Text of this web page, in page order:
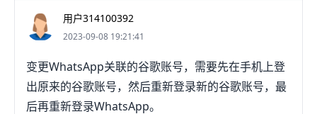
用户314100392
2023-09-08 19:21:41
变更WhatsApp关联的谷歌账号，需要先在手机上登
出原来的谷歌账号，然后重新登录新的谷歌账号，最
后再重新登录WhatsApp。